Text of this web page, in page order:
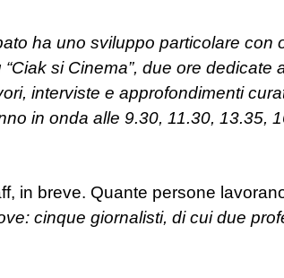
ha uno sviluppo particolare con
si Cinema”, due ore
interviste e approfondimenti
in onda alle 9.30, 11.30, 13.35,
in breve. Quante persone
cinque giornalisti, di cui due